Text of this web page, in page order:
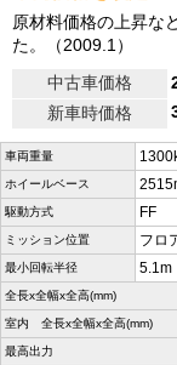
原材料価格の上昇な
た。（2009.1）
中古車価格
新車時価格
車両重量
ホイールベース
駆動方式 FF
ミッション位置 フロ
最小回転半径 5.1m
全長x全幅x全高(mm)
室内 全長x全幅x全高(mm)
最高出力